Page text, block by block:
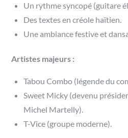
Un rythme syncopé (guitare
Des textes en créole haïtien.
Une ambiance festive et
Artistes majeurs :
Tabou Combo (légende du
Sweet Micky (devenu
Michel Martelly).
T-Vice (groupe moderne).